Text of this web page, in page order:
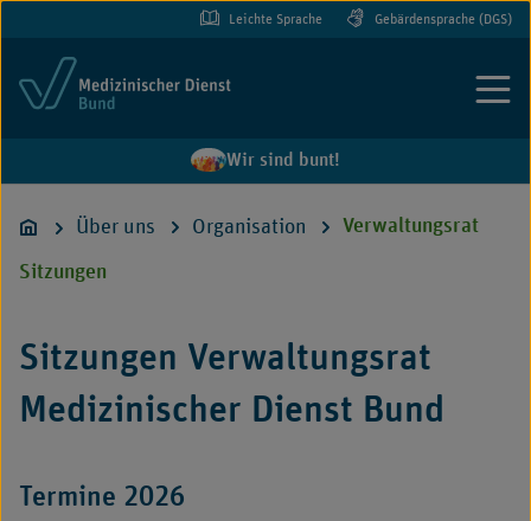
Leichte Sprache Gebärdensprache (DGS)
Menü
Wir sind bunt!
Über uns Organisation Verwaltungsrat
Sitzungen
Sitzungen Verwaltungsrat
Medizinischer Dienst Bund
Termine 2026